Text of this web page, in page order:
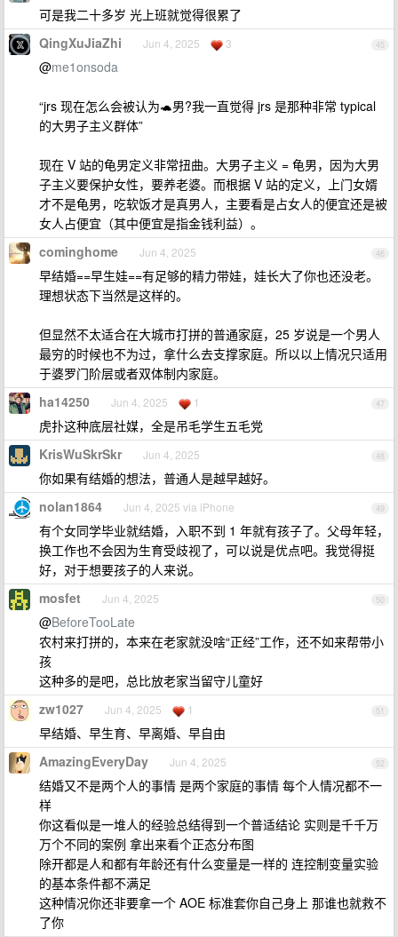
可是我二十多岁 光上班就觉得很累了
45
QingXuJiaZhi Jun 4, 2025 3
@me1onsoda
“jrs 现在怎么会被认为🐢男?我一直觉得 jrs 是那种非常 typical
的大男子主义群体”
现在 V 站的龟男定义非常扭曲。大男子主义 = 龟男，因为大男
子主义要保护女性，要养老婆。而根据 V 站的定义，上门女婿
才不是龟男，吃软饭才是真男人，主要看是占女人的便宜还是被
女人占便宜（其中便宜是指金钱利益）。
46
cominghome Jun 4, 2025
早结婚==早生娃==有足够的精力带娃，娃长大了你也还没老。
理想状态下当然是这样的。
但显然不太适合在大城市打拼的普通家庭，25 岁说是一个男人
最穷的时候也不为过，拿什么去支撑家庭。所以以上情况只适用
于婆罗门阶层或者双体制内家庭。
47
ha14250 Jun 4, 2025 1
虎扑这种底层社媒，全是吊毛学生五毛党
48
KrisWuSkrSkr Jun 4, 2025
你如果有结婚的想法，普通人是越早越好。
49
nolan1864 Jun 4, 2025 via iPhone
有个女同学毕业就结婚，入职不到 1 年就有孩子了。父母年轻，
换工作也不会因为生育受歧视了，可以说是优点吧。我觉得挺
好，对于想要孩子的人来说。
50
mosfet Jun 4, 2025
@BeforeTooLate
农村来打拼的，本来在老家就没啥“正经”工作，还不如来帮带小
孩
这种多的是吧，总比放老家当留守儿童好
51
zw1027 Jun 4, 2025 1
早结婚、早生育、早离婚、早自由
52
AmazingEveryDay Jun 4, 2025
结婚又不是两个人的事情 是两个家庭的事情 每个人情况都不一
样
你这看似是一堆人的经验总结得到一个普适结论 实则是千千万
万个不同的案例 拿出来看个正态分布图
除开都是人和都有年龄还有什么变量是一样的 连控制变量实验
的基本条件都不满足
这种情况你还非要拿一个 AOE 标准套你自己身上 那谁也就救不
了你